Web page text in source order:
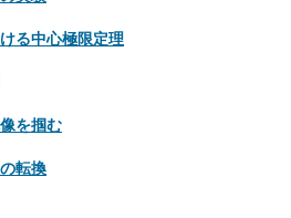
る中心極限定理
を掴む
転換